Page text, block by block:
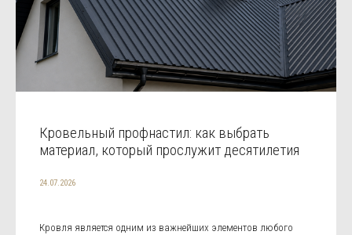
Кровельный профнастил: как выбрать
материал, который прослужит десятилетия
24.07.2026
Кровля является одним из важнейших элементов любого